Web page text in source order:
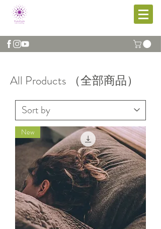
All Products （全部商品）
New